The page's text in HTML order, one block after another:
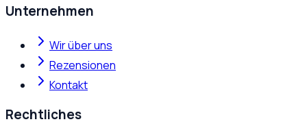
Unternehmen
Wir über uns
Rezensionen
Kontakt
Rechtliches